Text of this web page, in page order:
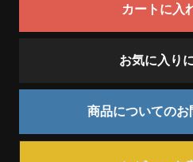
カートに入
お気に入り
商品についてのお